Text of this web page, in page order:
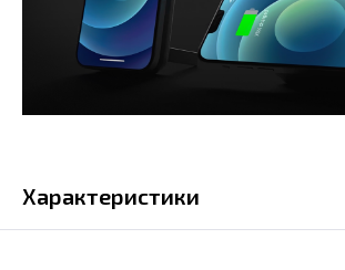
Характеристики